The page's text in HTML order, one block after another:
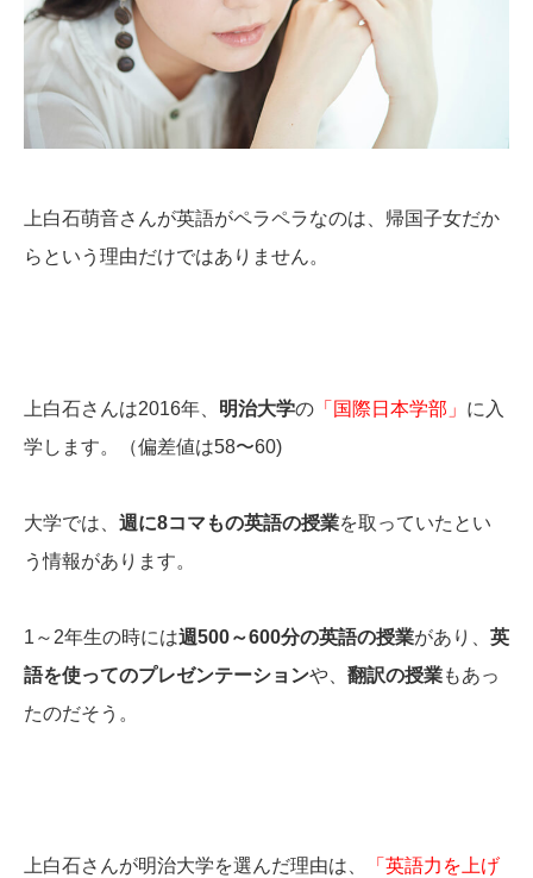
上白石萌音さんが英語がペラペラなのは、帰国子女だか
らという理由だけではありません。
上白石さんは2016年、 明治大学の 「国際日本学部」 に入
学します。（偏差値は58〜60)
大学では、 週に8コマもの英語の授業を取っていたとい
う情報があります。
1～2年生の時には週500～600分の英語の授業があり、 英
語を使ってのプレゼンテーションや、 翻訳の授業もあっ
たのだそう。
上白石さんが明治大学を選んだ理由は、
「英語力を上げ